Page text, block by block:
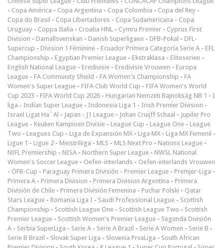
- Copa América - Copa Argentina - Copa Colombia - Copa del Rey -
Copa do Brasil - Copa Libertadores - Copa Sudamericana - Copa
Uruguay - Coppa Italia - Croatia HNL - Cymru Premier - Cyprus First
Division - Damallsvenskan - Danish Superligaen - DFB-Pokal - DFL-
Supercup - Division 1 Féminine - Ecuador Primera Categoría Serie A - EFL
Championship - Egyptian Premier League - Ekstraklasa - Eliteserien -
English National League - Eredivisie - Eredivisie Vrouwen - Europa
League - FA Community Shield - FA Women's Championship - FA
Women's Super League - FIFA Club World Cup - FIFA Women's World
Cup 2023 - FIFA World Cup 2026 - Hungarian Nemzeti Bajnokság NB 1 - I
liga - Indian Super League - Indonesia Liga 1 - Irish Premier Division -
Israel Ligat Ha`Al - Japan - J1 League - Johan Cruijff Schaal - Jupiler Pro
League - Keuken Kampioen Divisie - League Cup - League One - League
Two - Leagues Cup - Liga de Expansión MX - Liga MX - Liga MX Femenil -
Ligue 1 - Ligue 2 - Meistriliiga - MLS - MLS Next Pro - Nations League -
NIFL Premiership - NISA - Northern Super League - NWSL National
Women's Soccer League - Oefen-interlands - Oefen-interlands Vrouwen
- ÖFB-Cup - Paraguay Primera División - Premier League - Premjer-Liga -
Primera A - Primera Division - Primera Division Argentina - Primera
División de Chile - Primera División Femenina - Puchar Polski - Qatar
Stars League - Romania Liga I - Saudi Professional League - Scottish
Championship - Scottish League One - Scottish League Two - Scottish
Premier League - Scottish Women's Premier League - Segunda División
A - Serbia SuperLiga - Serie A - Serie A Brazil - Serie A Women - Serie B -
Serie B Brazil - Slovak Super Liga - Slovenia PrvaLiga - South African